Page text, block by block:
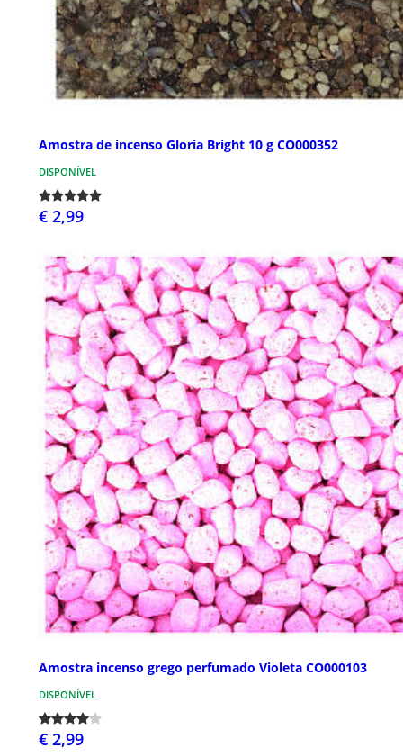
Amostra de incenso Gloria Bright 10 g CO000352
DISPONÍVEL
€ 2,99
Amostra incenso grego perfumado Violeta CO000103
DISPONÍVEL
€ 2,99